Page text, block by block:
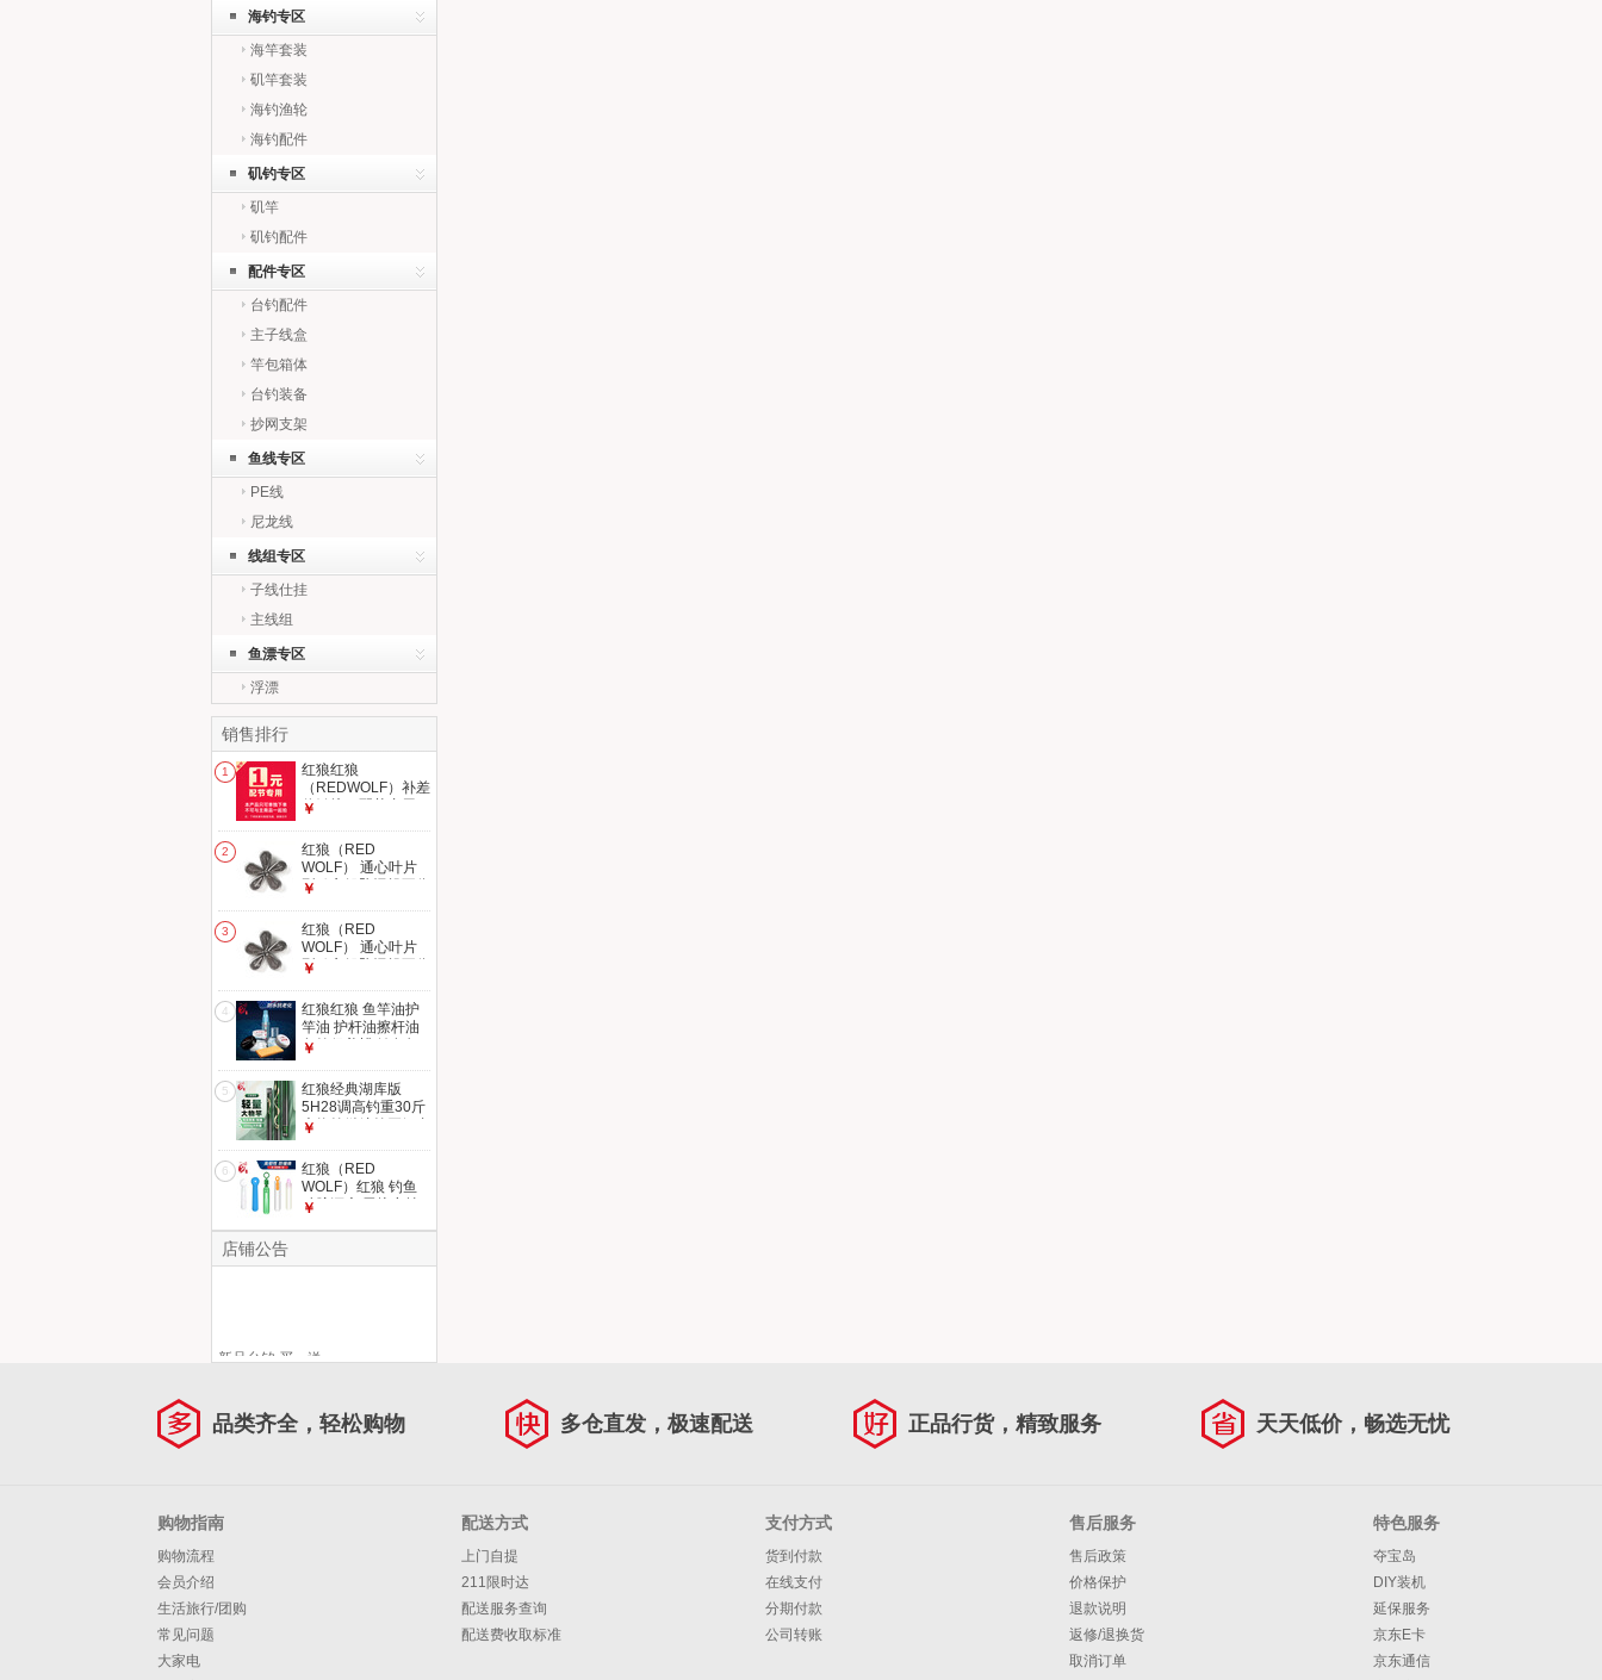
海钓专区
海竿套装
矶竿套装
海钓渔轮
海钓配件
矶钓专区
矶竿
矶钓配件
配件专区
台钓配件
主子线盒
竿包箱体
台钓装备
抄网支架
鱼线专区
PE线
尼龙线
线组专区
子线仕挂
主线组
鱼漂专区
浮漂
销售排行
1
红狼红狼
（REDWOLF）补差
价链接，配节专用，
单 拍多少钱，就拍
多少件
￥
2
红狼（RED
WOLF） 通心叶片
型鸡心铅坠远投不伤
小配件 红狼通心叶
片型30g铅坠5个装
￥
3
红狼（RED
WOLF） 通心叶片
型鸡心铅坠远投不伤
小配件 红狼通心叶
片型50g铅坠5个装
￥
4
红狼红狼 鱼竿油护
竿油 护杆油擦杆油
鱼竿保养蜡 钓鱼杆
（膏状）/浮漂保护
膜/毛巾
￥
5
红狼经典湖库版
5H28调高钓重30斤
大物竿鲢鳙竿巨鲤台
【红狼湖库鲢鳙竿】
￥
6
红狼（RED
WOLF）红狼 钓鱼
硅胶漂座 黑坑竞技
￥
店铺公告
新品台钓 买一送一
品类齐全，轻松购物 多仓直发，极速配送 正品行货，精致服务 天天低价，畅选无忧
购物指南
购物流程
会员介绍
生活旅行/团购
常见问题
大家电
配送方式
上门自提
211限时达
配送服务查询
配送费收取标准
支付方式
货到付款
在线支付
分期付款
公司转账
售后服务
售后政策
价格保护
退款说明
返修/退换货
取消订单
特色服务
夺宝岛
DIY装机
延保服务
京东E卡
京东通信